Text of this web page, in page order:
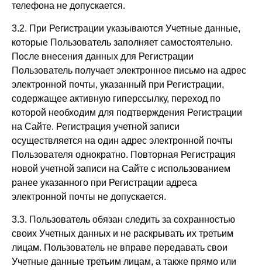
телефона не допускается.
3.2. При Регистрации указываются Учетные данные,
которые Пользователь заполняет самостоятельно.
После внесения данных для Регистрации
Пользователь получает электронное письмо на адрес
электронной почты, указанный при Регистрации,
содержащее активную гиперссылку, переход по
которой необходим для подтверждения Регистрации
на Сайте. Регистрация учетной записи
осуществляется на один адрес электронной почты
Пользователя однократно. Повторная Регистрация
новой учетной записи на Сайте с использованием
ранее указанного при Регистрации адреса
электронной почты не допускается.
3.3. Пользователь обязан следить за сохранностью
своих Учетных данных и не раскрывать их третьим
лицам. Пользователь не вправе передавать свои
Учетные данные третьим лицам, а также прямо или